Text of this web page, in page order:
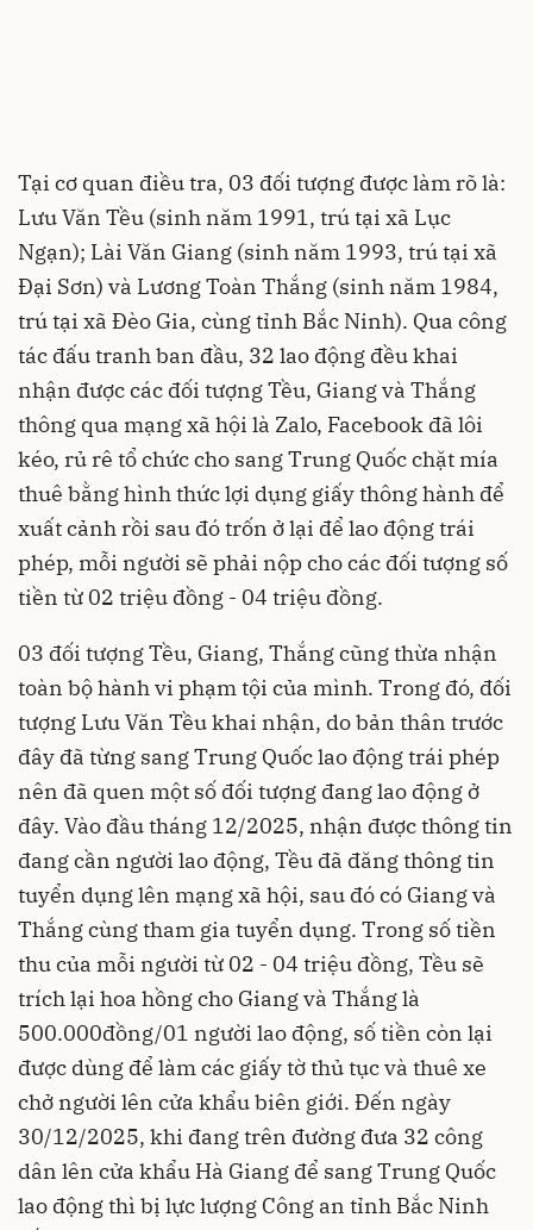
Tại cơ quan điều tra, 03 đối tượng được làm rõ là:
Lưu Văn Tều (sinh năm 1991, trú tại xã Lục
Ngạn); Lài Văn Giang (sinh năm 1993, trú tại xã
Đại Sơn) và Lương Toàn Thắng (sinh năm 1984,
trú tại xã Đèo Gia, cùng tỉnh Bắc Ninh). Qua công
tác đấu tranh ban đầu, 32 lao động đều khai
nhận được các đối tượng Tều, Giang và Thắng
thông qua mạng xã hội là Zalo, Facebook đã lôi
kéo, rủ rê tổ chức cho sang Trung Quốc chặt mía
thuê bằng hình thức lợi dụng giấy thông hành để
xuất cảnh rồi sau đó trốn ở lại để lao động trái
phép, mỗi người sẽ phải nộp cho các đối tượng số
tiền từ 02 triệu đồng - 04 triệu đồng.
03 đối tượng Tều, Giang, Thắng cũng thừa nhận
toàn bộ hành vi phạm tội của mình. Trong đó, đối
tượng Lưu Văn Tều khai nhận, do bản thân trước
đây đã từng sang Trung Quốc lao động trái phép
nên đã quen một số đối tượng đang lao động ở
đây. Vào đầu tháng 12/2025, nhận được thông tin
đang cần người lao động, Tều đã đăng thông tin
tuyển dụng lên mạng xã hội, sau đó có Giang và
Thắng cùng tham gia tuyển dụng. Trong số tiền
thu của mỗi người từ 02 - 04 triệu đồng, Tều sẽ
trích lại hoa hồng cho Giang và Thắng là
500.000đồng/01 người lao động, số tiền còn lại
được dùng để làm các giấy tờ thủ tục và thuê xe
chở người lên cửa khẩu biên giới. Đến ngày
30/12/2025, khi đang trên đường đưa 32 công
dân lên cửa khẩu Hà Giang để sang Trung Quốc
lao động thì bị lực lượng Công an tỉnh Bắc Ninh